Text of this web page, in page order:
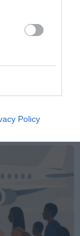
Policy
i